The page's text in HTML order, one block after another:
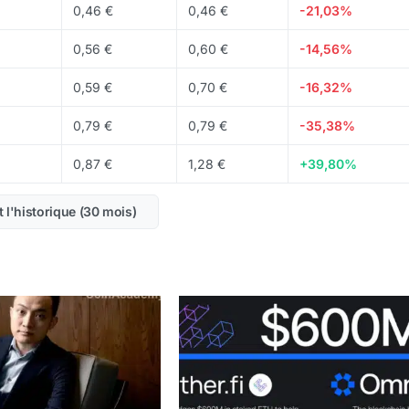
et d'autresexchanges majeurs.
0,46 € 0,46 € -21,03%
0,56 € 0,60 € -14,56%
0,59 € 0,70 € -16,32%
0,79 € 0,79 € -35,38%
0,87 € 1,28 € +39,80%
l'historique (30 mois)